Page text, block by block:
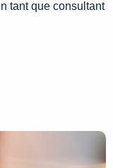
tant que consultant